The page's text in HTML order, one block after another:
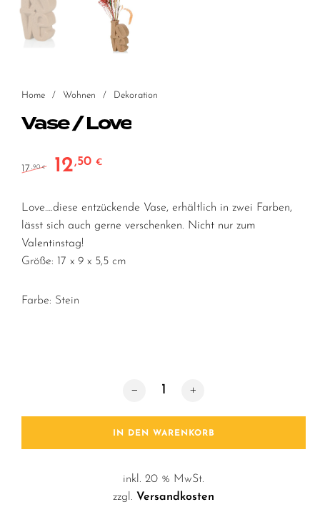
Home / Wohnen / Dekoration
Vase / Love
17 ,90€ Ursprünglicher Preis war: 17,90 €
12,50€
Love….diese entzückende Vase, erhältlich in zwei Farben,
lässt sich auch gerne verschenken. Nicht nur zum
Valentinstag!
Größe: 17 x 9 x 5,5 cm
Farbe: Stein
Vase / Love Menge
IN DEN WARENKORB
inkl. 20 % MwSt.
zzgl. Versandkosten